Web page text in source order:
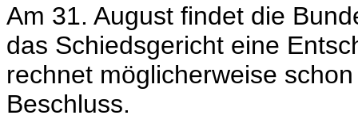
Am 31. August findet die
das Schiedsgericht eine
rechnet möglicherweise
Beschluss.